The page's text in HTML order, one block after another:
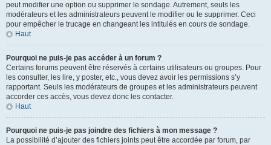
peut modifier une option ou supprimer le sondage. Autrement, seuls les
modérateurs et les administrateurs peuvent le modifier ou le supprimer. Ceci
pour empêcher le trucage en changeant les intitulés en cours de sondage.
Haut
Pourquoi ne puis-je pas accéder à un forum ?
Certains forums peuvent être réservés à certains utilisateurs ou groupes. Pour
les consulter, les lire, y poster, etc., vous devez avoir les permissions s’y
rapportant. Seuls les modérateurs de groupes et les administrateurs peuvent
accorder ces accès, vous devez donc les contacter.
Haut
Pourquoi ne puis-je pas joindre des fichiers à mon message ?
La possibilité d’ajouter des fichiers joints peut être accordée par forum, par